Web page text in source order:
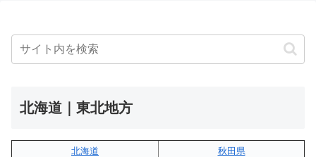
北海道｜東北地方
北海道
秋田県